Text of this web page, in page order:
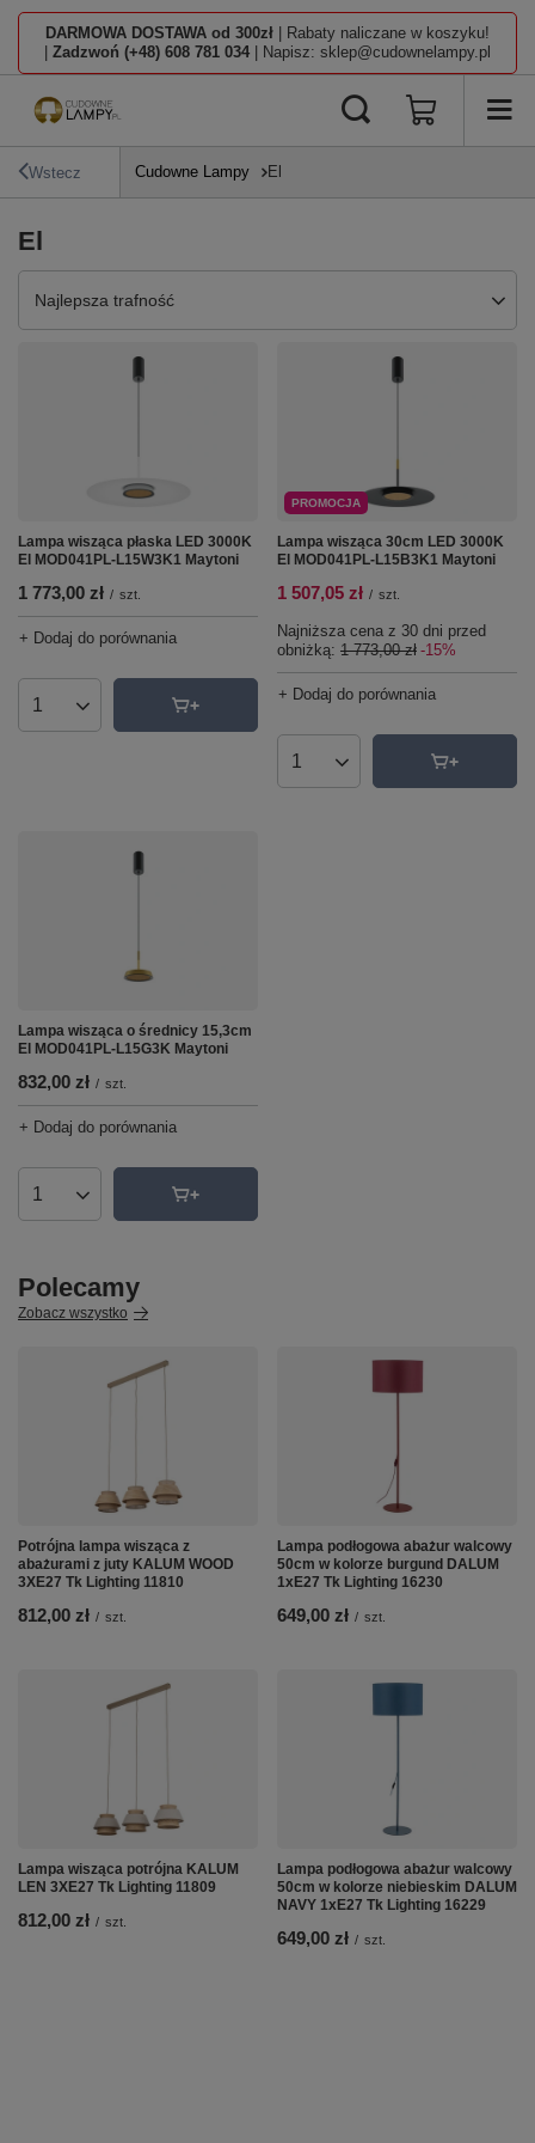
DARMOWA DOSTAWA od 300zł | Rabaty naliczane w koszyku!
Zadzwoń (+48) 608 781 034 | Napisz: sklep@cudownelampy.pl
Wstecz Cudowne Lampy El
El
Zmień sortowanie
Najlepsza trafność
Lampa wisząca płaska LED 3000K
El MOD041PL-L15W3K1 Maytoni
1 773,00 zł / szt.
+ Dodaj do porównania
Ilość produktów
PROMOCJA
Lampa wisząca 30cm LED 3000K
El MOD041PL-L15B3K1 Maytoni
1 507,05 zł / szt.
Najniższa cena z 30 dni przed
obniżką: 1 773,00 zł -15%
+ Dodaj do porównania
Ilość produktów
Lampa wisząca o średnicy 15,3cm
El MOD041PL-L15G3K Maytoni
832,00 zł / szt.
+ Dodaj do porównania
Ilość produktów
Polecamy
Zobacz wszystko
Potrójna lampa wisząca z
abażurami z juty KALUM WOOD
3XE27 Tk Lighting 11810
812,00 zł / szt.
Lampa podłogowa abażur walcowy
50cm w kolorze burgund DALUM
1xE27 Tk Lighting 16230
649,00 zł / szt.
Lampa wisząca potrójna KALUM
LEN 3XE27 Tk Lighting 11809
812,00 zł / szt.
Lampa podłogowa abażur walcowy
50cm w kolorze niebieskim DALUM
NAVY 1xE27 Tk Lighting 16229
649,00 zł / szt.